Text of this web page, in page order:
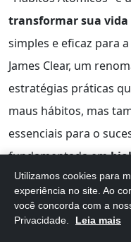
transformar sua vida
simples e eficaz para
James Clear, um
estratégias práticas
maus hábitos, mas
essenciais para o
fundamentada em
o livro se torna um
que deseje melhorar
objetivos.
Utilizamos cookies para
experiência no site. Ao
você concorda com a
Privacidade.
Leia mais